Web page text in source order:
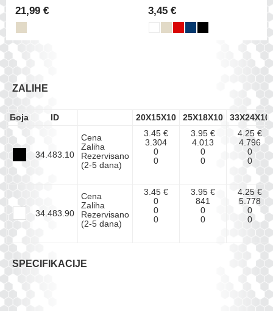
21,99 € 3,45 €
ZALIHE
Боја ID 20X15X10 25X18X10 33X24X10
34.483.10
Cena
Zaliha
Rezervisano
(2-5 dana)
3.45 €
3.304
0
0
3.95 €
4.013
0
0
4.25 €
4.796
0
0
34.483.90
Cena
Zaliha
Rezervisano
(2-5 dana)
3.45 €
0
0
0
3.95 €
841
0
0
4.25 €
5.778
0
0
SPECIFIKACIJE